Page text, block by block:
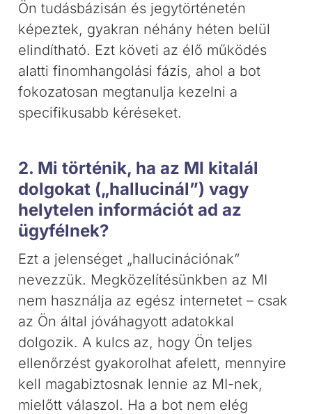
Ön tudásbázisán és jegytörténetén
képeztek, gyakran néhány héten belül
elindítható. Ezt követi az élő működés
alatti finomhangolási fázis, ahol a bot
fokozatosan megtanulja kezelni a
specifikusabb kéréseket.
2. Mi történik, ha az MI kitalál
dolgokat („hallucinál”) vagy
helytelen információt ad az
ügyfélnek?
Ezt a jelenséget „hallucinációnak”
nevezzük. Megközelítésünkben az MI
nem használja az egész internetet – csak
az Ön által jóváhagyott adatokkal
dolgozik. A kulcs az, hogy Ön teljes
ellenőrzést gyakorolhat afelett, mennyire
kell magabiztosnak lennie az MI-nek,
mielőtt válaszol. Ha a bot nem elég